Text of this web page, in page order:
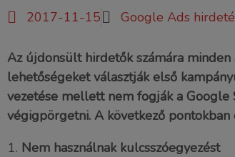
2017-11-15 Google Ads
Az újdonsült hirdetők számára
lehetőségeket választják első
vezetése mellett nem fogják a Google
végigpörgetni. A következő
Nem használnak kulcsszóegyezést